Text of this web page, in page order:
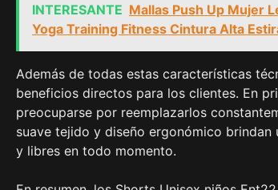
INTERESANTE Mallas Push Up Mujer
Yoga Training Fitness Cintura Alta
Además de todas estas características
beneficios directos para los clientes. En
preocuparse por reemplazarlos
suave tejido y diseño ergonómico
y libres en todo momento.